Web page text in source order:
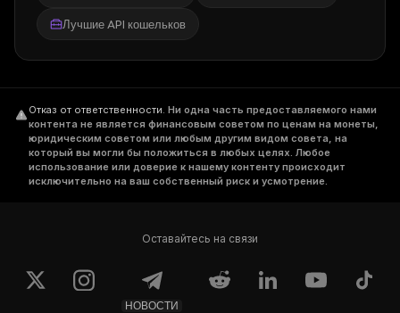
Лучшие API кошельков
Отказ от ответственности. Ни одна часть предоставляемого нами
контента не является финансовым советом по ценам на монеты,
юридическим советом или любым другим видом совета, на
который вы могли бы положиться в любых целях. Любое
использование или доверие к нашему контенту происходит
исключительно на ваш собственный риск и усмотрение.
Оставайтесь на связи
НОВОСТИ